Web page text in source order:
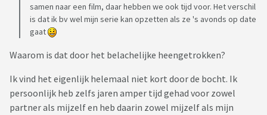
samen naar een film, daar hebben we ook tijd voor. Het verschil
is dat ik bv wel mijn serie kan opzetten als ze 's avonds op date
gaat
Waarom is dat door het belachelijke heengetrokken?
Ik vind het eigenlijk helemaal niet kort door de bocht. Ik
persoonlijk heb zelfs jaren amper tijd gehad voor zowel
partner als mijzelf en heb daarin zowel mijzelf als mijn